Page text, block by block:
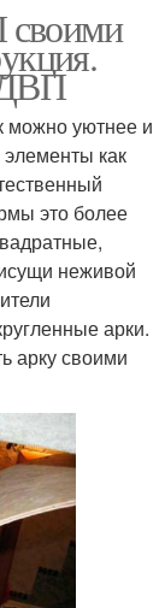
своими
можно уютнее и
элементы как
это более
неживой
арки.
арку своими